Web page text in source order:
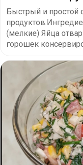
Быстрый и простой
(мелкие) Яйца
горошек